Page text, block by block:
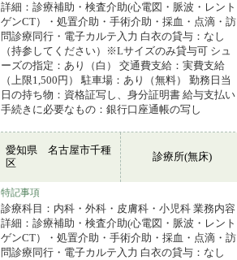
詳細：診療補助・検査介助(心電図・脈波・レント
ゲンCT）・処置介助・手術介助・採血・点滴・訪
問診療同行・電子カルテ入力 白衣の貸与：なし
（持参してください）※Lサイズのみ貸与可 シュ
ーズの指定：あり（白） 交通費支給：実費支給
（上限1,500円） 駐車場：あり（無料） 勤務日当
日の持ち物：資格証写し、身分証明書 給与支払い
手続きに必要なもの：銀行口座通帳の写し
愛知県 名古屋市千種
区
診療所(無床)
特記事項
診療科目：内科・外科・皮膚科・小児科 業務内容
詳細：診療補助・検査介助(心電図・脈波・レント
ゲンCT）・処置介助・手術介助・採血・点滴・訪
問診療同行・電子カルテ入力 白衣の貸与：なし